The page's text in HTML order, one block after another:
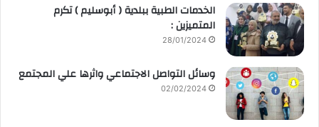
الخدمات الطبية ببلدية ( أبوسليم ) تكرم
المتميزين :
28/01/2024
وسائل التواصل الاجتماعي واثرها علي المجتمع
02/02/2024